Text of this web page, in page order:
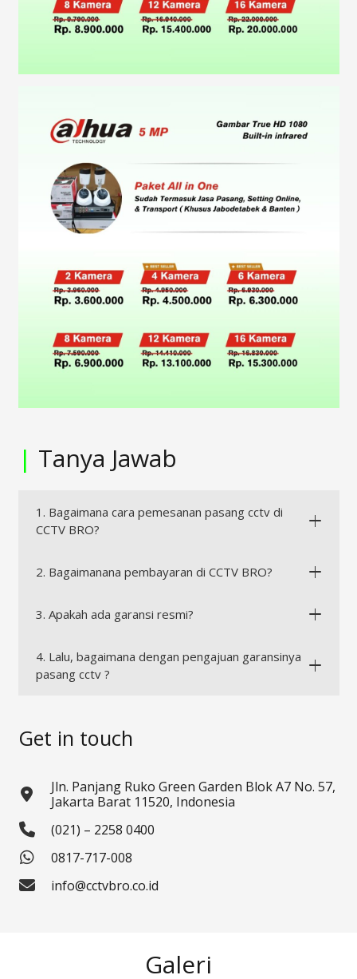
| Tanya Jawab
1. Bagaimana cara pemesanan pasang cctv di
CCTV BRO?
2. Bagaimanana pembayaran di CCTV BRO?
3. Apakah ada garansi resmi?
4. Lalu, bagaimana dengan pengajuan garansinya
pasang cctv ?
Get in touch
Jln. Panjang Ruko Green Garden Blok A7 No. 57,
Jakarta Barat 11520, Indonesia
(021) – 2258 0400
0817-717-008
info@cctvbro.co.id
Galeri